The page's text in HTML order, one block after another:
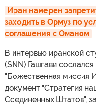
Иран намерен
заходить в Ормуз по
соглашения с Оманом
В интервью иранской
(SNN) Гашгави
"Божественная миссия
документ "Стратегия
Соединенных Штатов",